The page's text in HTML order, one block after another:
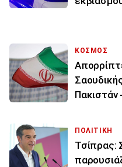
ΚΟΣΜΟΣ
Πακιστάν
ΠΟΛΙΤΙΚΗ
Τσίπρας: